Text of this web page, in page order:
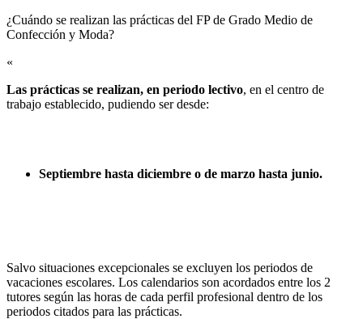
¿Cuándo se realizan las prácticas del FP de Grado Medio de
Confección y Moda?​
«
Las prácticas se realizan, en periodo lectivo, en el centro de
trabajo establecido, pudiendo ser desde:
Septiembre hasta diciembre o de marzo hasta junio.
Salvo situaciones excepcionales se excluyen los periodos de
vacaciones escolares. Los calendarios son acordados entre los 2
tutores según las horas de cada perfil profesional dentro de los
periodos citados para las prácticas.